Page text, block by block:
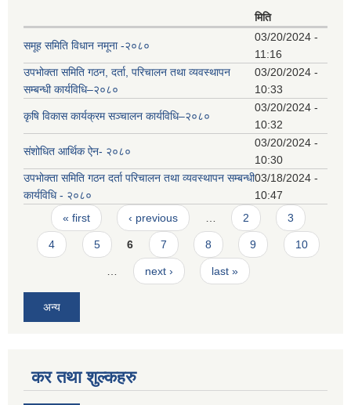
मिति
समूह समिति विधान नमूना -२०८०
03/20/2024 -
11:16
उपभोक्ता समिति गठन, दर्ता, परिचालन तथा व्यवस्थापन
सम्बन्धी कार्यविधि–२०८०
03/20/2024 -
10:33
कृषि विकास कार्यक्रम सञ्चालन कार्यविधि–२०८०
03/20/2024 -
10:32
संशोधित आर्थिक ऐन- २०८०
03/20/2024 -
10:30
उपभोक्ता समिति गठन दर्ता परिचालन तथा व्यवस्थापन सम्बन्धी
कार्यविधि - २०८०
03/18/2024 -
10:47
Pages
« first ‹ previous 2 3
4 5 6 7 8 9 10
next › last »
अन्य
कर तथा शुल्कहरु